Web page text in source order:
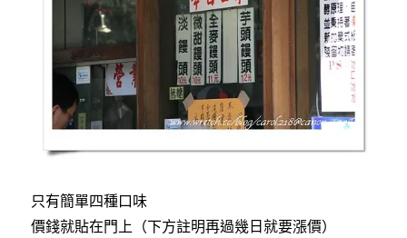
只有簡單四種口味
價錢就貼在門上（下方註明再過幾日就要漲價）